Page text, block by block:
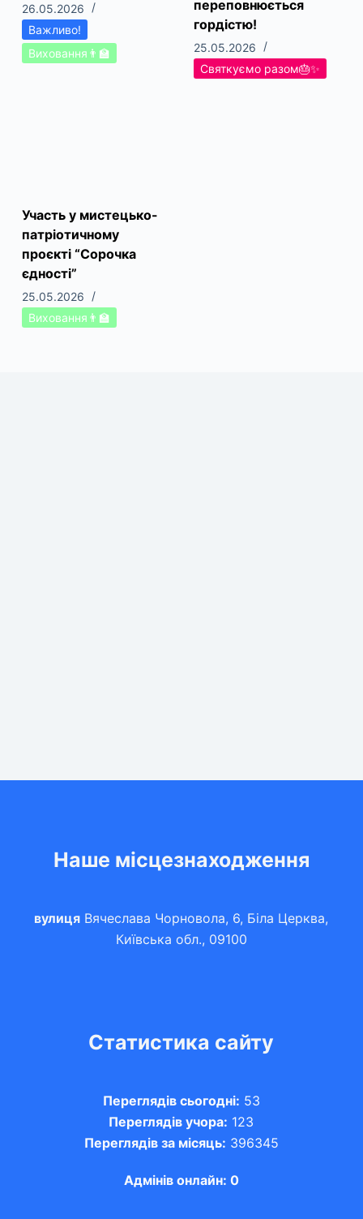
26.05.2026
Важливо!
Виховання👨‍🏫
переповнюється
гордістю!
25.05.2026
Святкуємо разом🎂✨
Участь у мистецько-
патріотичному
проєкті “Сорочка
єдності”
25.05.2026
Виховання👨‍🏫
Наше місцезнаходження
вулиця Вячеслава Чорновола, 6, Біла Церква,
Київська обл., 09100
Статистика сайту
Переглядів сьогодні: 53
Переглядів учора: 123
Переглядів за місяць: 396345
Адмінів онлайн: 0